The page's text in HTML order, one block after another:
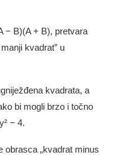
− B)(A + B), pretvara
kvadrat” u
kvadrata, a
bi mogli brzo i točno
− 4.
obrasca „kvadrat minus